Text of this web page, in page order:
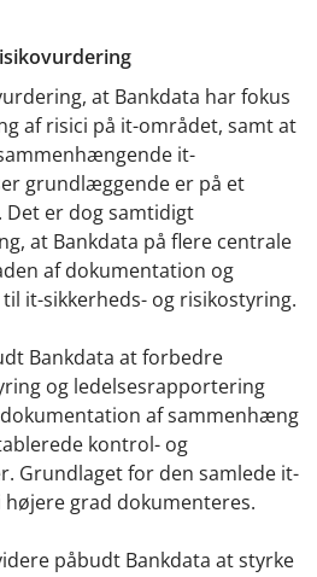
at Bankdata har fokus
af risici på it-området, samt at
it-
grundlæggende er på et
er dog samtidigt
at Bankdata på flere centrale
af dokumentation og
it-sikkerheds- og risikostyring.
Bankdata at forbedre
og ledelsesrapportering
af sammenhæng
kontrol- og
Grundlaget for den samlede it-
grad dokumenteres.
påbudt Bankdata at styrke